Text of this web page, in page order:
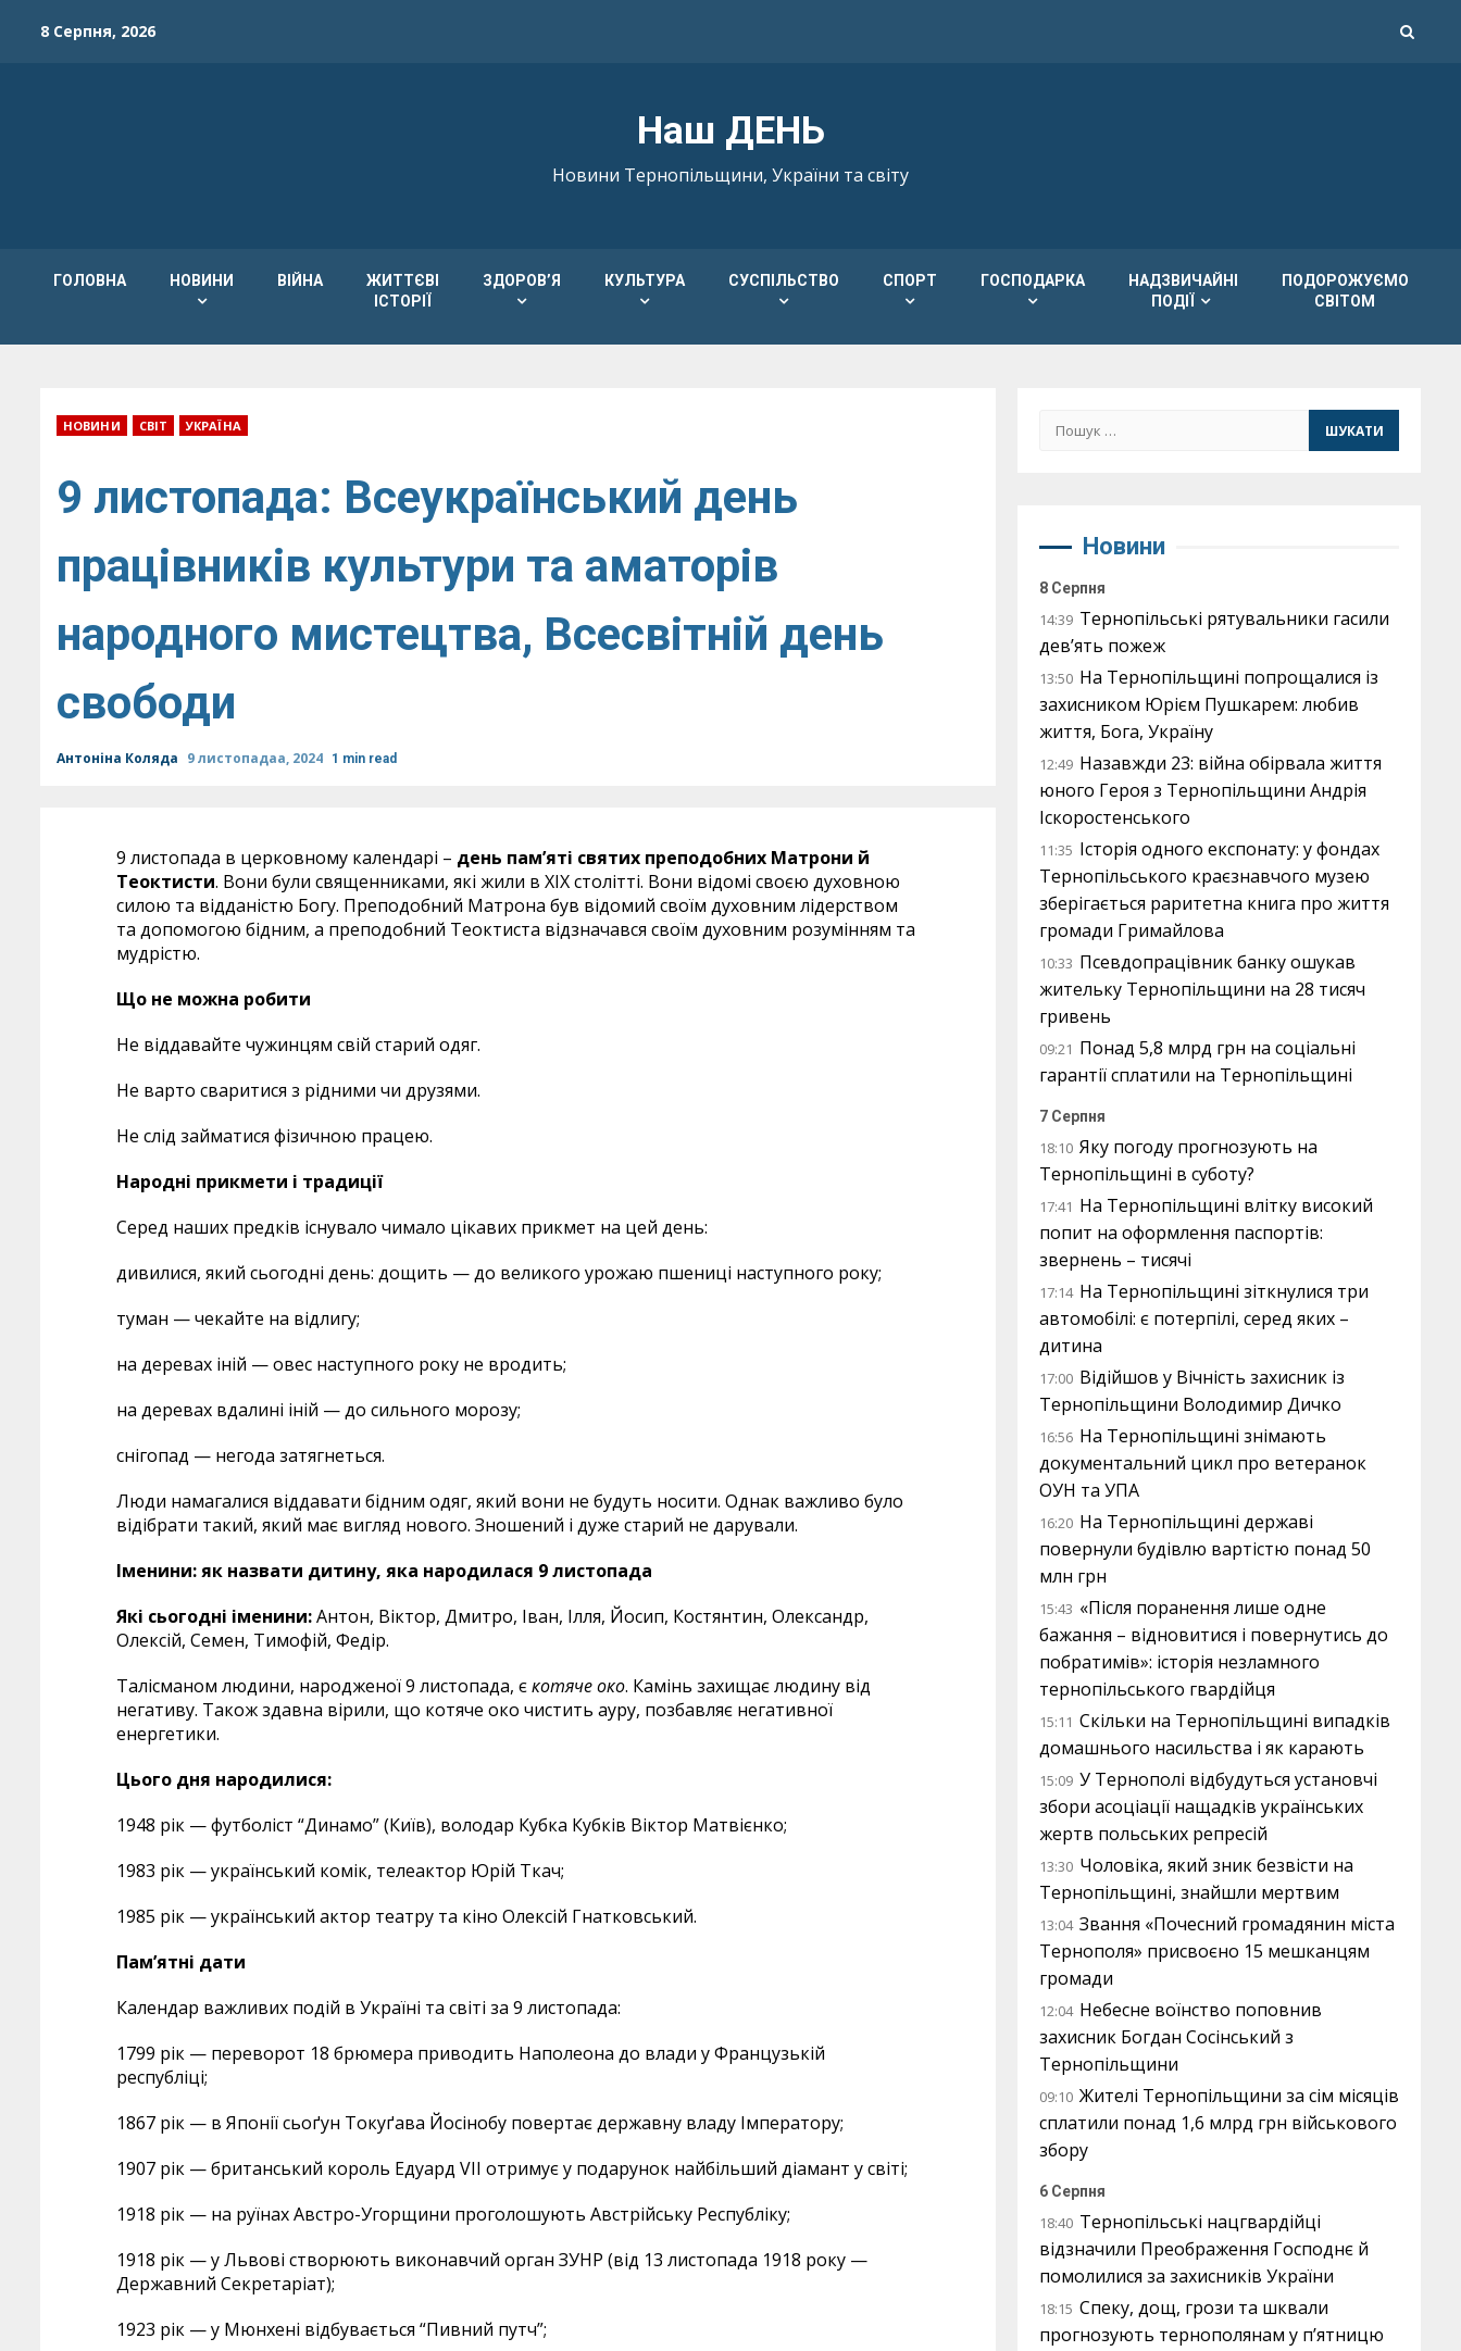
8 Серпня, 2026
Наш ДЕНЬ
Новини Тернопільщини, України та світу
ГОЛОВНА НОВИНИ ВІЙНА
ЖИТТЄВІ
ІСТОРІЇ
ЗДОРОВ’Я КУЛЬТУРА СУСПІЛЬСТВО СПОРТ ГОСПОДАРКА
НАДЗВИЧАЙНІ
ПОДІЇ
ПОДОРОЖУЄМО
СВІТОМ
НОВИНИ СВІТ УКРАЇНА
9 листопада: Всеукраїнський день
працівників культури та аматорів
народного мистецтва, Всесвітній день
свободи
Антоніна Коляда 9 листопадаа, 2024 1 min read
9 листопада в церковному календарі – день пам’яті святих преподобних Матрони й
Теоктисти. Вони були священниками, які жили в ХІХ столітті. Вони відомі своєю духовною
силою та відданістю Богу. Преподобний Матрона був відомий своїм духовним лідерством
та допомогою бідним, а преподобний Теоктиста відзначався своїм духовним розумінням та
мудрістю.
Що не можна робити
Не віддавайте чужинцям свій старий одяг.
Не варто сваритися з рідними чи друзями.
Не слід займатися фізичною працею.
Народні прикмети і традиції
Серед наших предків існувало чимало цікавих прикмет на цей день:
дивилися, який сьогодні день: дощить — до великого урожаю пшениці наступного року;
туман — чекайте на відлигу;
на деревах іній — овес наступного року не вродить;
на деревах вдалині іній — до сильного морозу;
снігопад — негода затягнеться.
Люди намагалися віддавати бідним одяг, який вони не будуть носити. Однак важливо було
відібрати такий, який має вигляд нового. Зношений і дуже старий не дарували.
Іменини: як назвати дитину, яка народилася 9 листопада
Які сьогодні іменини:Антон, Віктор, Дмитро, Іван, Ілля, Йосип, Костянтин, Олександр,
Олексій, Семен, Тимофій, Федір.
Талісманом людини, народженої 9 листопада, єкотяче око. Камінь захищає людину від
негативу. Також здавна вірили, що котяче око чистить ауру, позбавляє негативної
енергетики.
Цього дня народилися:
1948 рік — футболіст “Динамо” (Київ), володар Кубка Кубків Віктор Матвієнко;
1983 рік — український комік, телеактор Юрій Ткач;
1985 рік — український актор театру та кіно Олексій Гнатковський.
Пам’ятні дати
Календар важливих подій в Україні та світі за 9 листопада:
1799 рік — переворот 18 брюмера приводить Наполеона до влади у Французькій
республіці;
1867 рік — в Японії сьоґун Токуґава Йосінобу повертає державну владу Імператору;
1907 рік — британський король Едуард VII отримує у подарунок найбільший діамант у світі;
1918 рік — на руїнах Австро-Угорщини проголошують Австрійську Республіку;
1918 рік — у Львові створюють виконавчий орган ЗУНР (від 13 листопада 1918 року —
Державний Секретаріат);
1923 рік — у Мюнхені відбувається “Пивний путч”;
Пошук:
Новини
8 Серпня
14:39 Тернопільські рятувальники гасили
дев’ять пожеж
13:50 На Тернопільщині попрощалися із
захисником Юрієм Пушкарем: любив
життя, Бога, Україну
12:49 Назавжди 23: війна обірвала життя
юного Героя з Тернопільщини Андрія
Іскоростенського
11:35 Історія одного експонату: у фондах
Тернопільського краєзнавчого музею
зберігається раритетна книга про життя
громади Гримайлова
10:33 Псевдопрацівник банку ошукав
жительку Тернопільщини на 28 тисяч
гривень
09:21 Понад 5,8 млрд грн на соціальні
гарантії сплатили на Тернопільщині
7 Серпня
18:10 Яку погоду прогнозують на
Тернопільщині в суботу?
17:41 На Тернопільщині влітку високий
попит на оформлення паспортів:
звернень – тисячі
17:14 На Тернопільщині зіткнулися три
автомобілі: є потерпілі, серед яких –
дитина
17:00 Відійшов у Вічність захисник із
Тернопільщини Володимир Дичко
16:56 На Тернопільщині знімають
документальний цикл про ветеранок
ОУН та УПА
16:20 На Тернопільщині державі
повернули будівлю вартістю понад 50
млн грн
15:43 «Після поранення лише одне
бажання – відновитися і повернутись до
побратимів»: історія незламного
тернопільського гвардійця
15:11 Скільки на Тернопільщині випадків
домашнього насильства і як карають
15:09 У Тернополі відбудуться установчі
збори асоціації нащадків українських
жертв польських репресій
13:30 Чоловіка, який зник безвісти на
Тернопільщині, знайшли мертвим
13:04 Звання «Почесний громадянин міста
Тернополя» присвоєно 15 мешканцям
громади
12:04 Небесне воїнство поповнив
захисник Богдан Сосінський з
Тернопільщини
09:10 Жителі Тернопільщини за сім місяців
сплатили понад 1,6 млрд грн військового
збору
6 Серпня
18:40 Тернопільські нацгвардійці
відзначили Преображення Господнє й
помолилися за захисників України
18:15 Спеку, дощ, грози та шквали
прогнозують тернополянам у п’ятницю